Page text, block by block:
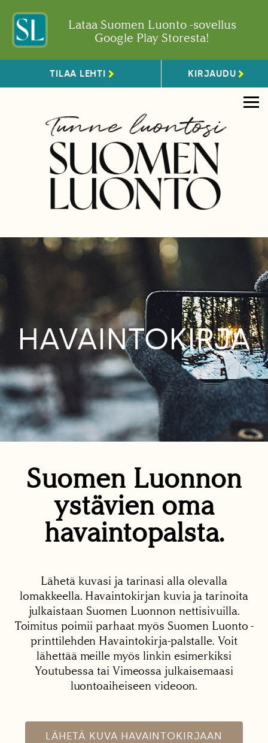
Lataa Suomen Luonto -sovellus
Google Play Storesta!
TILAA LEHTI KIRJAUDU
HAVAINTOKIRJA
Suomen Luonnon
ystävien oma
havaintopalsta.
Lähetä kuvasi ja tarinasi alla olevalla
lomakkeella. Havaintokirjan kuvia ja tarinoita
julkaistaan Suomen Luonnon nettisivuilla.
Toimitus poimii parhaat myös Suomen Luonto -
printtilehden Havaintokirja-palstalle. Voit
lähettää meille myös linkin esimerkiksi
Youtubessa tai Vimeossa julkaisemaasi
luontoaiheiseen videoon.
LÄHETÄ KUVA HAVAINTOKIRJAAN